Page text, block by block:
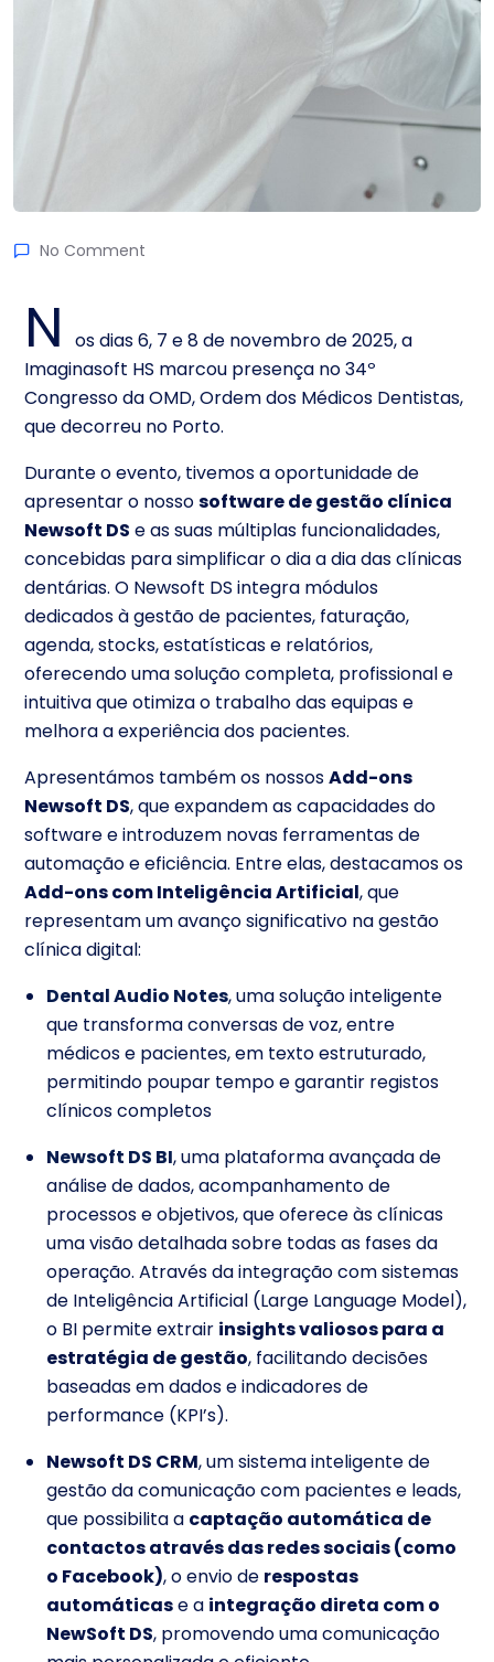
No Comment
N
os dias 6, 7 e 8 de novembro de 2025, a
Imaginasoft HS marcou presença no 34º
Congresso da OMD, Ordem dos Médicos Dentistas,
que decorreu no Porto.
Durante o evento, tivemos a oportunidade de
apresentar o nossosoftware de gestão clínica
Newsoft DS e as suas múltiplas funcionalidades,
concebidas para simplificar o dia a dia das clínicas
dentárias. O Newsoft DS integra módulos
dedicados à gestão de pacientes, faturação,
agenda, stocks, estatísticas e relatórios,
oferecendo uma solução completa, profissional e
intuitiva que otimiza o trabalho das equipas e
melhora a experiência dos pacientes.
Apresentámos também os nossosAdd-ons
Newsoft DS, que expandem as capacidades do
software e introduzem novas ferramentas de
automação e eficiência. Entre elas, destacamos os
Add-ons com Inteligência Artificial, que
representam um avanço significativo na gestão
clínica digital:
Dental Audio Notes, uma solução inteligente
que transforma conversas de voz, entre
médicos e pacientes, em texto estruturado,
permitindo poupar tempo e garantir registos
clínicos completos
Newsoft DS BI, uma plataforma avançada de
análise de dados, acompanhamento de
processos e objetivos, que oferece às clínicas
uma visão detalhada sobre todas as fases da
operação. Através da integração com sistemas
de Inteligência Artificial (Large Language Model),
o BI permite extrair insights valiosos para a
estratégia de gestão, facilitando decisões
baseadas em dados e indicadores de
performance (KPI’s).
Newsoft DS CRM, um sistema inteligente de
gestão da comunicação com pacientes e leads,
que possibilita a captação automática de
contactos através das redes sociais (como
o Facebook), o envio de respostas
automáticase a integração direta com o
NewSoft DS, promovendo uma comunicação